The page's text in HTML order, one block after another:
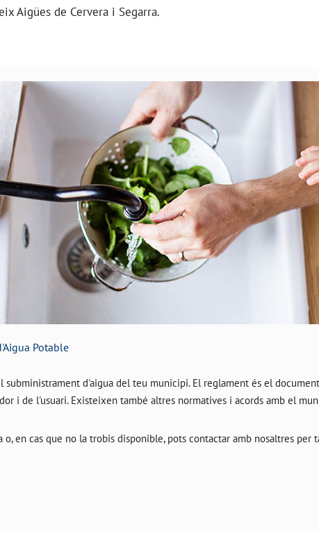
Aigües de Cervera i Segarra.
Potable
subministrament d'aigua del teu municipi. El reglament és el
i de l'usuari. Existeixen també altres normatives i acords amb el
o, en cas que no la trobis disponible, pots contactar amb nosaltres